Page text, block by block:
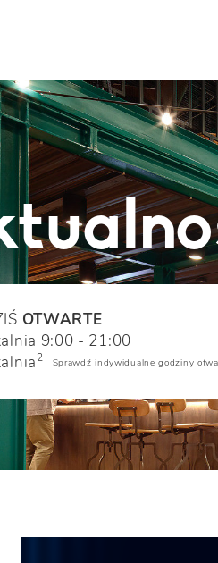
OTWARTE
9:00 - 21:00
2 Sprawdź indywidualne godziny